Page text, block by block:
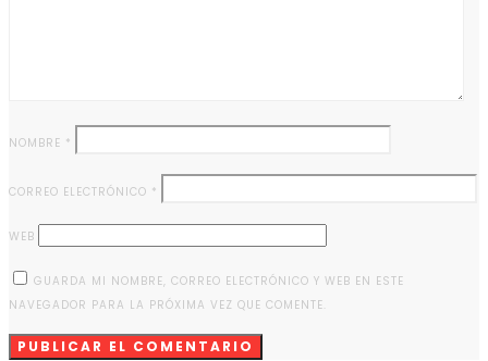
NOMBRE *
CORREO ELECTRÓNICO *
WEB
GUARDA MI NOMBRE, CORREO ELECTRÓNICO Y WEB EN ESTE
NAVEGADOR PARA LA PRÓXIMA VEZ QUE COMENTE.